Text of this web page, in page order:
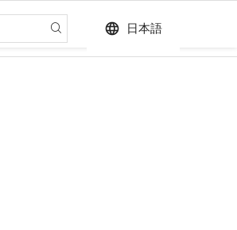
language 日本語